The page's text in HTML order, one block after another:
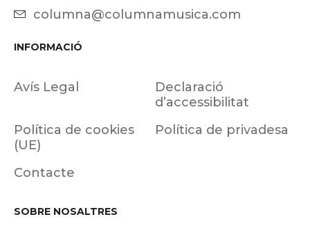
columna@columnamusica.com
INFORMACIÓ
Avís Legal
Declaració
d’accessibilitat
Política de cookies
(UE)
Política de privadesa
Contacte
SOBRE NOSALTRES